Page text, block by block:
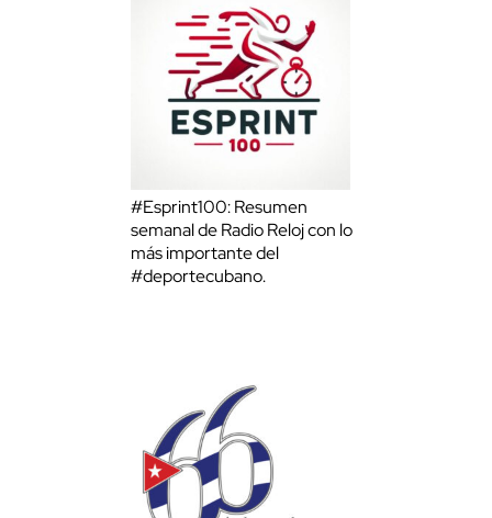
#Esprint100: Resumen
semanal de Radio Reloj con lo
más importante del
#deportecubano.